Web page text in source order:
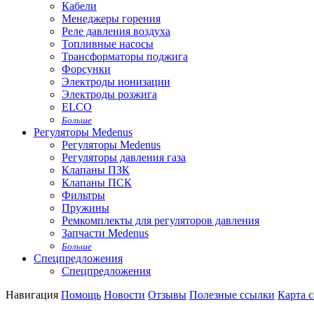
Кабели
Менеджеры горения
Реле давления воздуха
Топливные насосы
Трансформаторы поджига
Форсунки
Электроды ионизации
Электроды розжига
ELCO
Больше
Регуляторы Medenus
Регуляторы Medenus
Регуляторы давления газа
Клапаны ПЗК
Клапаны ПСК
Фильтры
Пружины
Ремкомплекты для регуляторов давления
Запчасти Medenus
Больше
Спецпредложения
Спецпредложения
Навигация Помощь Новости Отзывы Полезные ссылки Карта